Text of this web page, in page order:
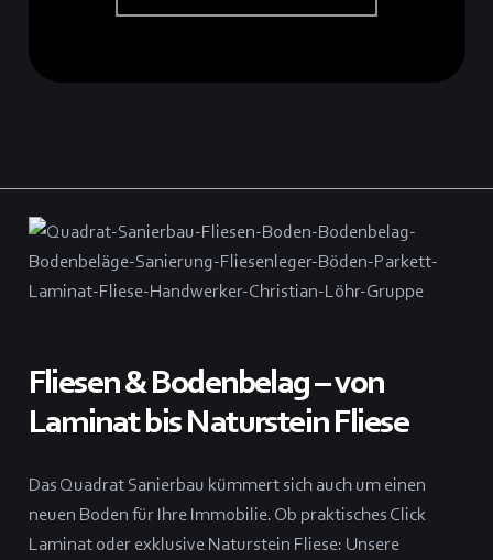
Fliesen & Bodenbelag – von
Laminat bis Naturstein Fliese
Das Quadrat Sanierbau kümmert sich auch um einen
neuen Boden für Ihre Immobilie. Ob praktisches Click
Laminat oder exklusive Naturstein Fliese: Unsere